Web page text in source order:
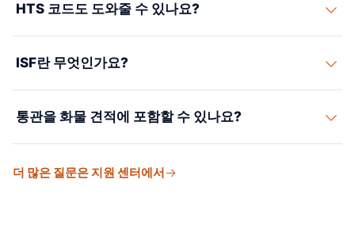
물운송장, 도착 통지서, 제품별 인증서가 필요합니다.
HTS 코드도 도와줄 수 있나요?
분류 검토를 조율할 수 있습니다.
ISF란 무엇인가요?
며, 화물이 출발지에서 선적되기 전에 신고해야 합니다.
통관을 화물 견적에 포함할 수 있나요?
플랜에 포함할 수 있습니다.
더 많은 질문은 지원 센터에서